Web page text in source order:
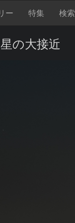
ー 特集 検索
の大接近